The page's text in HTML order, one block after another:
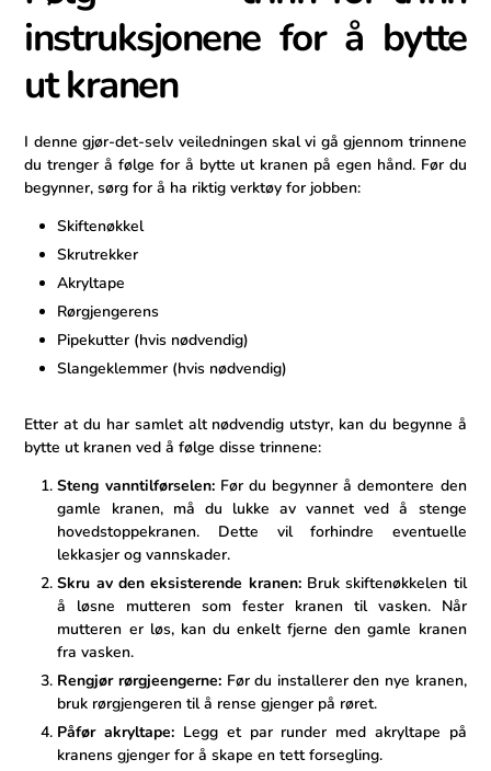
instruksjonene for å‌ bytte
ut kranen
I denne gjør-det-selv veiledningen skal vi gå gjennom trinnene
du trenger å følge for å bytte ut⁣ kranen på egen ⁢hånd. ⁤Før du
begynner, sørg for å‌ ha riktig verktøy for jobben:
Skiftenøkkel
Skrutrekker
Akryltape
Rørgjengerens
Pipekutter (hvis‍ nødvendig)
Slangeklemmer (hvis⁤ nødvendig)
Etter at du har samlet alt nødvendig utstyr, kan du ⁣begynne å
bytte ⁢ut kranen ved å følge disse trinnene:
Steng vanntilførselen:Før du begynner å demontere den
gamle kranen, må du lukke av vannet ved​ å stenge
hovedstoppekranen. Dette ⁢vil forhindre eventuelle
lekkasjer og vannskader.
Skru av den eksisterende kranen:Bruk skiftenøkkelen til
å løsne⁣ mutteren som fester ‌kranen til vasken. Når
mutteren er løs, kan du enkelt fjerne ⁢den gamle kranen
⁢fra vasken.
Rengjør rørgjeengerne: Før du installerer den⁤ nye kranen,
bruk rørgjengeren til‌ å ⁣rense gjenger på røret.
Påfør‍ akryltape: Legg et par runder med akryltape på
kranens gjenger for ‍å​ skape en tett forsegling.